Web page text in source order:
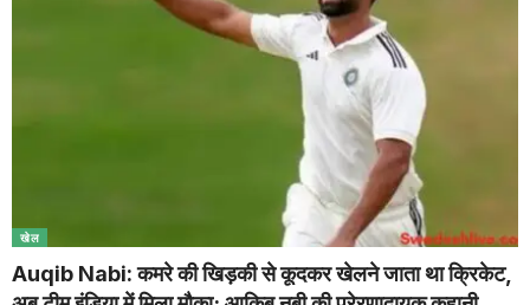
खेल
Auqib Nabi: कमरे की खिड़की से कूदकर खेलने जाता था क्रिकेट,